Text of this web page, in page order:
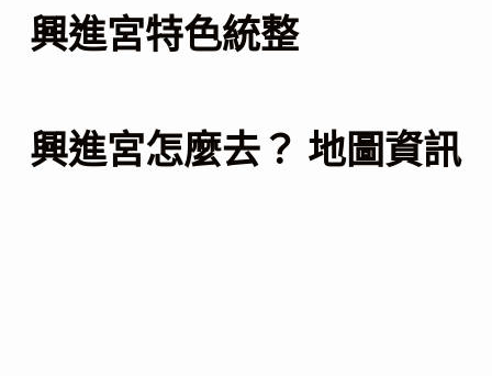
興進宮特色統整
興進宮怎麼去？ 地圖資訊